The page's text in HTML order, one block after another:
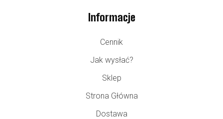
Informacje
Cennik
Jak wysłać?
Sklep
Strona Główna
Dostawa